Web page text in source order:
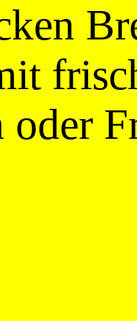
oder